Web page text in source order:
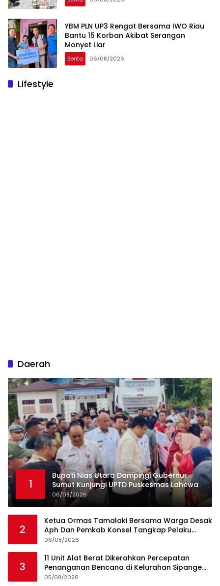
YBM PLN UP3 Rengat Bersama IWO Riau
Bantu 15 Korban Akibat Serangan
Monyet Liar
Berita 06/08/2026
Lifestyle
Daerah
1
Bupati Nias Utara Dampingi Gubernur
Sumut Kunjungi UPTD Puskesmas Lahewa
06/08/2026
2
Ketua Ormas Tamalaki Bersama Warga Desak
Aph Dan Pemkab Konsel Tangkap Pelaku
Angkut Cangkang Sawit Overload, Truk PT KAP
06/08/2026
3
11 Unit Alat Berat Dikerahkan Percepatan
Penanganan Bencana di Kelurahan Sipange
Kecamatan Tukka
05/08/2026